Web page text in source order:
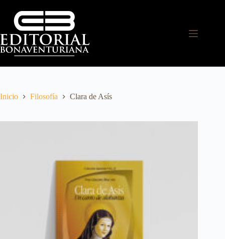
Inicio Filosofía Clara de Asís